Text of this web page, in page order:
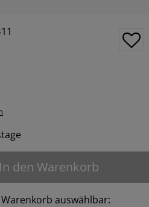
den Warenkorb
auswählbar: